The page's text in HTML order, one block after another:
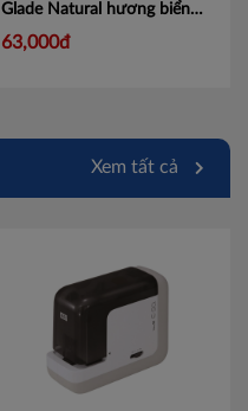
Glade Natural hương biển
phiêu bồng 280ml - 1 chai
63,000đ
Xem tất cả